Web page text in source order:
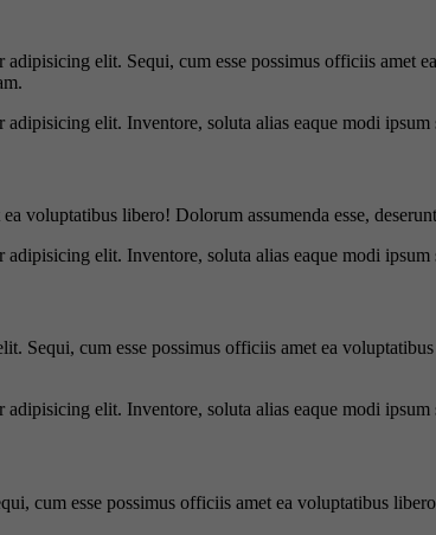
elit. Sequi, cum esse possimus officiis amet
adipisicing elit. Inventore, soluta alias eaque modi
voluptatibus libero! Dolorum assumenda esse,
adipisicing elit. Inventore, soluta alias eaque modi
Sequi, cum esse possimus officiis amet ea
adipisicing elit. Inventore, soluta alias eaque modi
cum esse possimus officiis amet ea voluptatibus